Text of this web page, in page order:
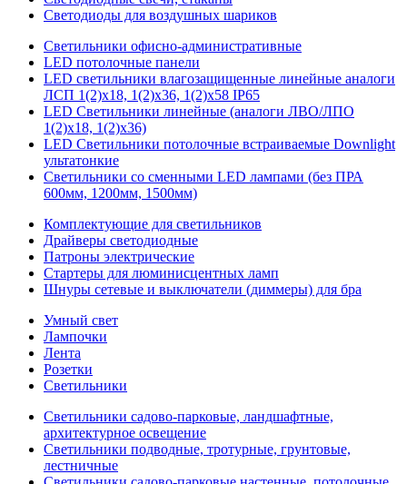
Светодиоды для воздушных шариков
Светильники офисно-административные
LED потолочные панели
LED светильники влагозащищенные линейные аналоги
ЛСП 1(2)х18, 1(2)х36, 1(2)х58 IP65
LED Светильники линейные (аналоги ЛВО/ЛПО
1(2)х18, 1(2)х36)
LED Светильники потолочные встраиваемые Downlight
ультатонкие
Светильники со сменными LED лампами (без ПРА
600мм, 1200мм, 1500мм)
Комплектующие для светильников
Драйверы светодиодные
Патроны электрические
Стартеры для люминисцентных ламп
Шнуры сетевые и выключатели (диммеры) для бра
Умный свет
Лампочки
Лента
Розетки
Светильники
Светильники садово-парковые, ландшафтные,
архитектурное освещение
Светильники подводные, тротурные, грунтовые,
лестничные